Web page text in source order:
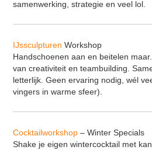
Diner Naar Analyse
Quizperience
samenwerking, strategie en veel lol.
IJssculpturen Workshop
Handschoenen aan en beitelen
van creativiteit en teambuilding.
letterlijk. Geen ervaring nodig, wél
vingers in warme sfeer).
Cocktailworkshop – Winter Specials
Shake je eigen wintercocktail met